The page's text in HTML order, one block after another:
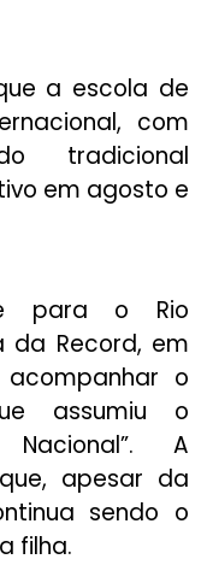
a escola de
com
tradicional
em agosto e
para o Rio
da Record, em
o
assumiu o
A
apesar da
sendo o
filha.